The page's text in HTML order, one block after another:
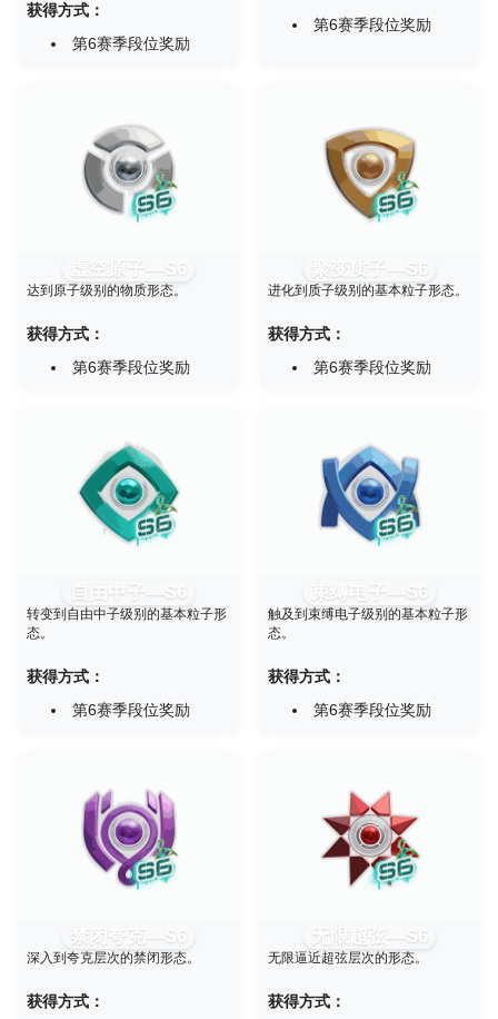
获得方式：
第6赛季段位奖励
第6赛季段位奖励
虚空原子—S6
达到原子级别的物质形态。
获得方式：
第6赛季段位奖励
聚变质子—S6
进化到质子级别的基本粒子形态。
获得方式：
第6赛季段位奖励
自由中子—S6
转变到自由中子级别的基本粒子形
态。
获得方式：
第6赛季段位奖励
束缚电子—S6
触及到束缚电子级别的基本粒子形
态。
获得方式：
第6赛季段位奖励
禁闭夸克—S6
深入到夸克层次的禁闭形态。
获得方式：
无限超弦—S6
无限逼近超弦层次的形态。
获得方式：